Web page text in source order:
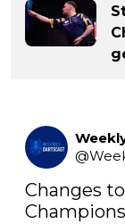
@
Changes